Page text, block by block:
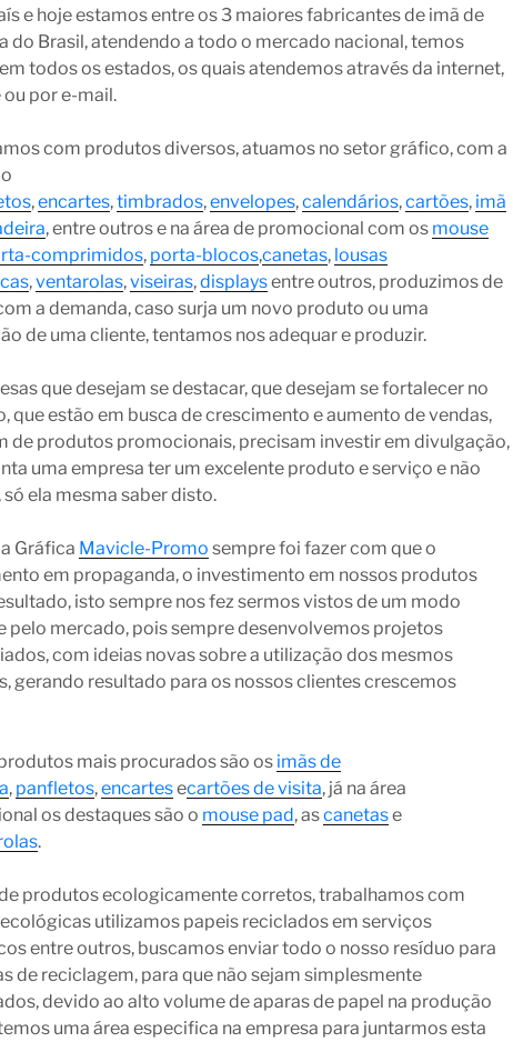
e hoje estamos entre os 3 maiores fabricantes de imã de
do Brasil, atendendo a todo o mercado nacional, temos
todos os estados, os quais atendemos através da internet,
ou por e-mail.
com produtos diversos, atuamos no setor gráfico, com a
,encartes,timbrados,envelopes,calendários,cartões, imã
, entre outros e na área de promocional com os mouse
comprimidos, porta-blocos,canetas, lousas
,ventarolas,viseiras,displaysentre outros, produzimos de
a demanda, caso surja um novo produto ou uma
de uma cliente, tentamos nos adequar e produzir.
que desejam se destacar, que desejam se fortalecer no
que estão em busca de crescimento e aumento de vendas,
de produtos promocionais, precisam investir em divulgação,
uma empresa ter um excelente produto e serviço e não
ela mesma saber disto.
Gráfica Mavicle-Promo sempre foi fazer com que o
em propaganda, o investimento em nossos produtos
isto sempre nos fez sermos vistos de um modo
pelo mercado, pois sempre desenvolvemos projetos
com ideias novas sobre a utilização dos mesmos
gerando resultado para os nossos clientes crescemos
mais procurados são os imãs de
, panfletos,encartesecartões de visita, já na área
os destaques são o mouse pad, ascanetase
.
produtos ecologicamente corretos, trabalhamos com
utilizamos papeis reciclados em serviços
entre outros, buscamos enviar todo o nosso resíduo para
de reciclagem, para que não sejam simplesmente
devido ao alto volume de aparas de papel na produção
uma área especifica na empresa para juntarmos esta